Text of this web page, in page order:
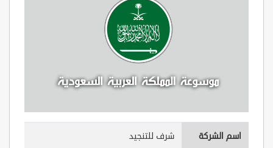
اسم الشركة شرف للتنجيد